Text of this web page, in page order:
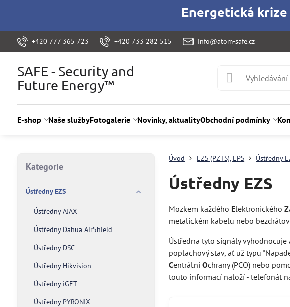
Energetická krize
+420 777 365 723 +420 733 282 515 info@atom-safe.cz
SAFE - Security and
Future Energy™
E-shop Naše službyFotogalerie Novinky, aktualityObchodní podmínky
Úvod EZS (PZTS), EPS Ústředny
Ústředny EZS
Mozkem každého ElektronickéhoZ
metalickém kabelu nebo
Ústředna tyto signály
poplachový stav, ať už typu
CentrálníOchrany (PCO) nebo
touto informací naloží - telefonát
Kategorie
Ústředny EZS
Ústředny AJAX
Ústředny Dahua AirShield
Ústředny DSC
Ústředny Hikvision
Ústředny iGET
Ústředny PYRONIX